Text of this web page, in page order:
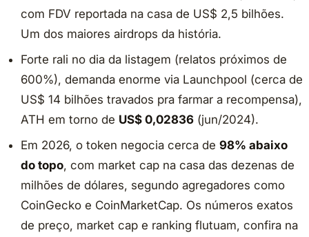
com FDV reportada na casa de US$ 2,5 bilhões.
Um dos maiores airdrops da história.
Forte rali no dia da listagem (relatos próximos de
600%), demanda enorme via Launchpool (cerca de
US$ 14 bilhões travados pra farmar a recompensa),
ATH em torno de US$ 0,02836 (jun/2024).
Em 2026, o token negocia cerca de98% abaixo
do topo, com market cap na casa das dezenas de
milhões de dólares, segundo agregadores como
CoinGecko e CoinMarketCap. Os números exatos
de preço, market cap e ranking flutuam, confira na